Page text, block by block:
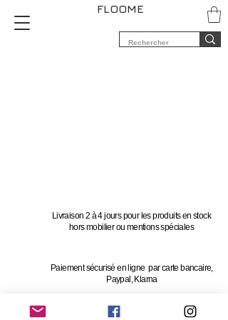
FLOOME
Livraison 2 à 4 jours pour les produits en stock
hors mobilier ou mentions spéciales
Paiement sécurisé en ligne par carte bancaire,
Paypal, Klarna
Vous avez 14 jours pour changer d'avis